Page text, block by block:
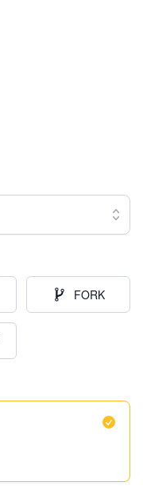
FORK